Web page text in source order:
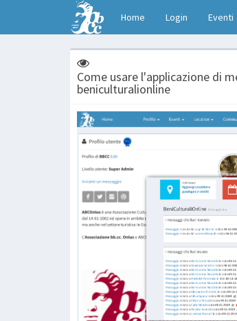
Home Login Eventi
Come usare l'applicazione di
beniculturalionline